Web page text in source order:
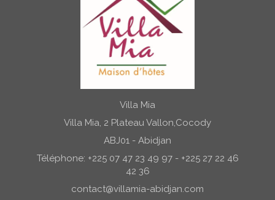
Villa Mia
Villa Mia, 2 Plateau Vallon,Cocody
ABJ01 - Abidjan
Téléphone: +225 07 47 23 49 97 - +225 27 22 46
42 36
contact@villamia-abidjan.com